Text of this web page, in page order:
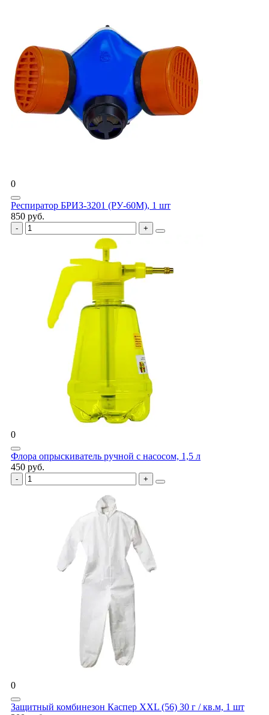
0
Респиратор БРИЗ-3201 (РУ-60М), 1 шт
850 руб.
0
Флора опрыскиватель ручной с насосом, 1,5 л
450 руб.
0
Защитный комбинезон Каспер XXL (56) 30 г / кв.м, 1 шт